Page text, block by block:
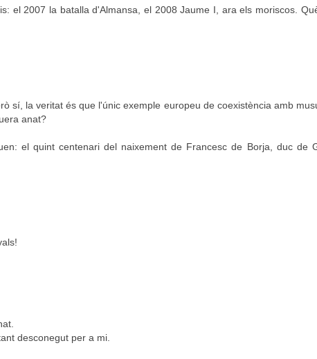
el 2007 la batalla d'Almansa, el 2008 Jaume I, ara els moriscos.
sí, la veritat és que l'únic exemple europeu de coexistència amb
anat?
el quint centenari del naixement de Francesc de Borja, duc de
desconegut per a mi.